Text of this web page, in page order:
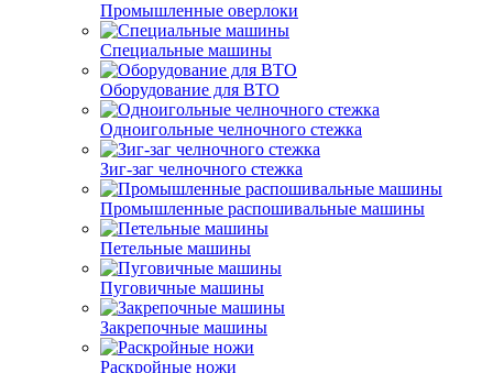
Промышленные оверлоки
Специальные машины
Оборудование для ВТО
Одноигольные челночного стежка
Зиг-заг челночного стежка
Промышленные распошивальные машины
Петельные машины
Пуговичные машины
Закрепочные машины
Раскройные ножи